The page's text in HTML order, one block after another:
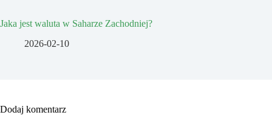
Jaka jest waluta w Saharze Zachodniej?
2026-02-10
Dodaj komentarz